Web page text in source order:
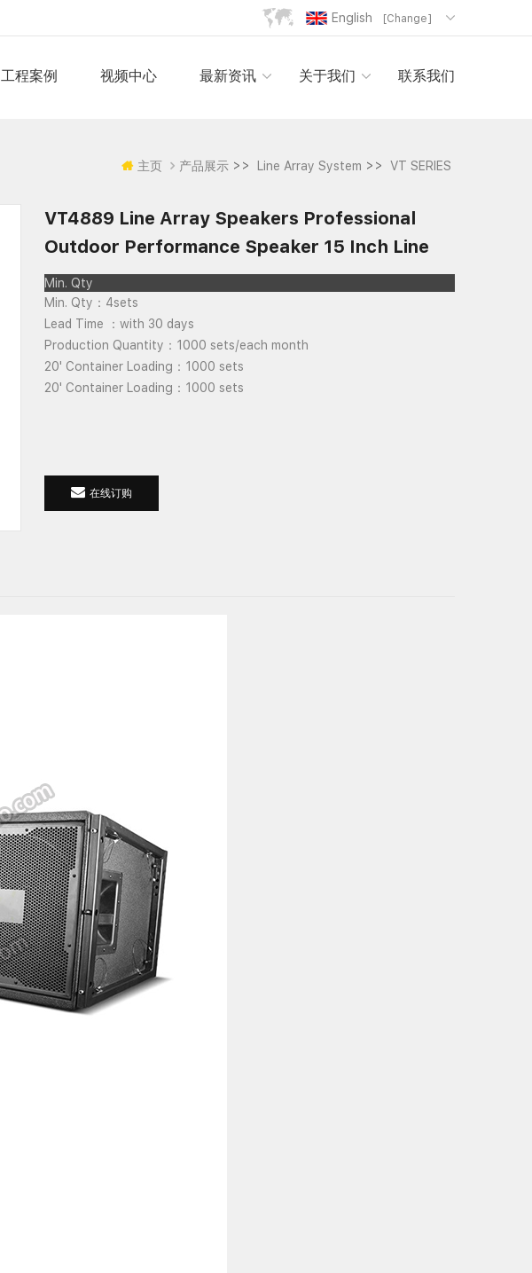
English [Change]
工程案例 视频中心 最新资讯 关于我们 联系我们
主页 产品展示 >> Line Array System >> VT SERIES
VT4889 Line Array Speakers Professional
Outdoor Performance Speaker 15 Inch Line
Min. Qty
Min. Qty：4sets
Lead Time ：with 30 days
Production Quantity：1000 sets/each month
20' Container Loading：1000 sets
20' Container Loading：1000 sets
在线订购